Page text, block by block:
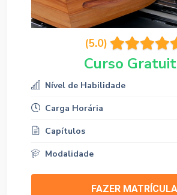
(5.0)
Curso
Nível de Habilidade
Carga Horária
Capítulos
Modalidade
FAZER MATRÍCULA